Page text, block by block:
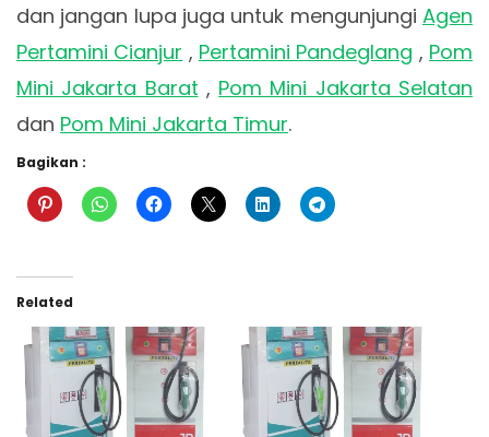
dan jangan lupa juga untuk mengunjungi Agen
Pertamini Cianjur , Pertamini Pandeglang , Pom
Mini Jakarta Barat , Pom Mini Jakarta Selatan
dan Pom Mini Jakarta Timur.
Bagikan :
Related